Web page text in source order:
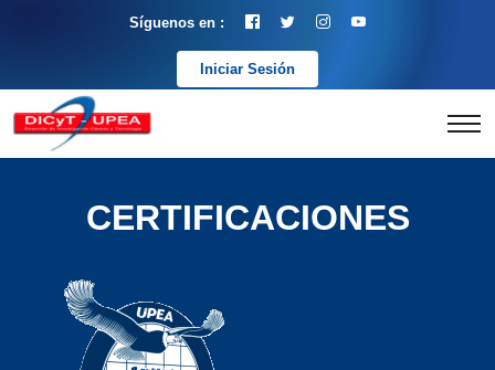
Síguenos en :
Iniciar Sesión
CERTIFICACIONES